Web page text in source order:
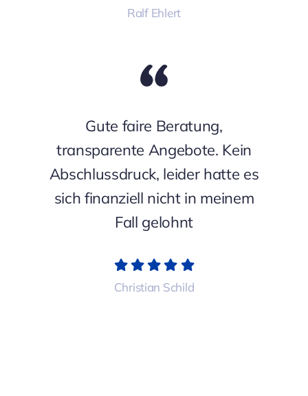
Ralf Ehlert
Gute faire Beratung,
transparente Angebote. Kein
Abschlussdruck, leider hatte es
sich finanziell nicht in meinem
Fall gelohnt
Christian Schild